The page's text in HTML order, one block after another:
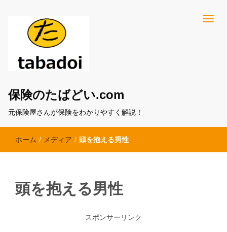
保険のたばどい.com
元保険屋さんが保険をわかりやすく解説！
ホーム / メディア / 頭を抱える男性
頭を抱える男性
スポンサーリンク